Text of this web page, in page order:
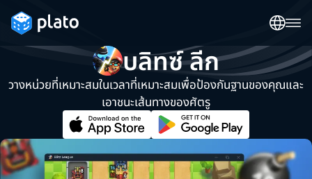
บลิทซ์ ลีก
วางหน่วยที่เหมาะสมในเวลาที่เหมาะสมเพื่อป้องกันฐานของคุณและ
เอาชนะเส้นทางของศัตรู